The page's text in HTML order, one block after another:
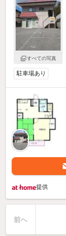
すべての写真
駐車場あり
提供
前へ